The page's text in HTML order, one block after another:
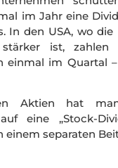
im Jahr eine
In den USA, wo
ist, zahlen
einmal im Quartal
Aktien hat
eine „Stock-
einem separaten